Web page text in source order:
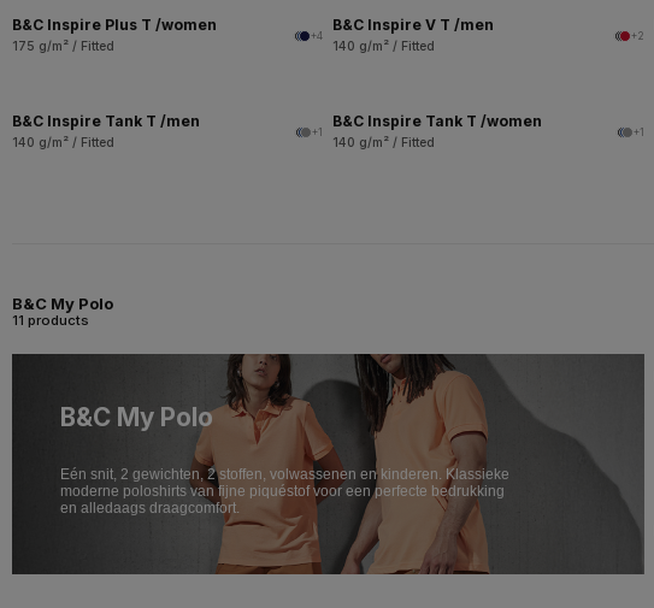
B&C Inspire Plus T /women
175 g/m² / Fitted
+4
B&C Inspire V T /men
140 g/m² / Fitted
+2
B&C Inspire Tank T /men
140 g/m² / Fitted
+1
B&C Inspire Tank T /women
140 g/m² / Fitted
+1
B&C My Polo
11 products
B&C My Polo
Eén snit, 2 gewichten, 2 stoffen, volwassenen en kinderen. Klassieke
moderne poloshirts van fijne piquéstof voor een perfecte bedrukking
en alledaags draagcomfort.